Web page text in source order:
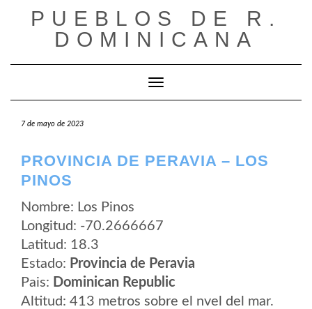
PUEBLOS DE R.
DOMINICANA
Cambiar modo de navegación
7 de mayo de 2023
PROVINCIA DE PERAVIA – LOS
PINOS
Nombre: Los Pinos
Longitud: -70.2666667
Latitud: 18.3
Estado: Provincia de Peravia
Pais: Dominican Republic
Altitud: 413 metros sobre el nvel del mar.